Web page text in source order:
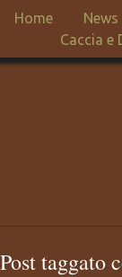
Home News
Caccia e
Post taggato